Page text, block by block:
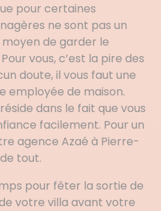
pour certaines
ne sont pas un
moyen de garder le
vous, c’est la pire des
doute, il vous faut une
employée de maison.
dans le fait que vous
facilement. Pour un
agence Azaé à Pierre-
tout.
pour fêter la sortie de
de votre villa avant votre